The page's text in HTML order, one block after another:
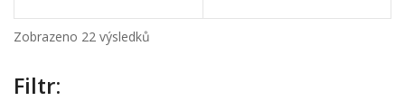
Zobrazeno 22 výsledků
Filtr: